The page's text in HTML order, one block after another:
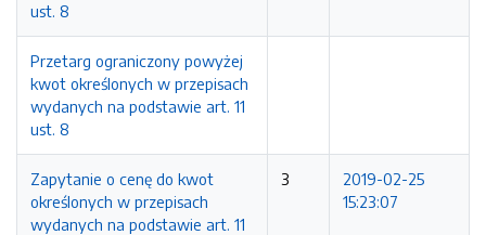
ust. 8
Przetarg ograniczony powyżej
kwot określonych w przepisach
wydanych na podstawie art. 11
ust. 8
Zapytanie o cenę do kwot
określonych w przepisach
wydanych na podstawie art. 11
3
2019-02-25
15:23:07